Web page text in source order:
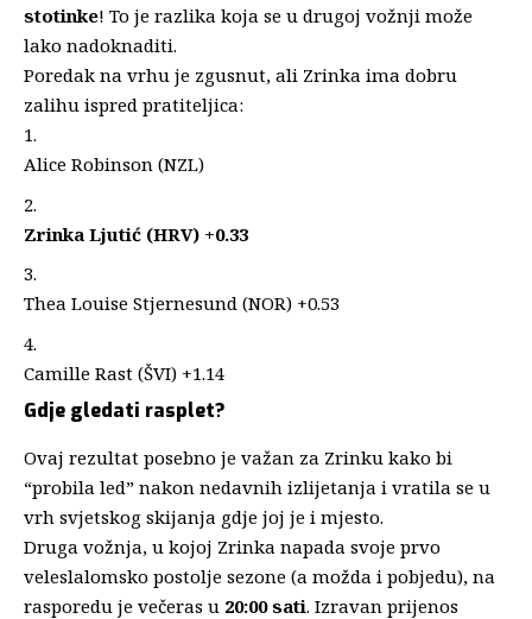
stotinke! To je razlika koja se u drugoj vožnji može
lako nadoknaditi.
Poredak na vrhu je zgusnut, ali Zrinka ima dobru
zalihu ispred pratiteljica:
Alice Robinson (NZL)
Zrinka Ljutić (HRV) +0.33
Thea Louise Stjernesund (NOR) +0.53
Camille Rast (ŠVI) +1.14
Gdje gledati rasplet?
Ovaj rezultat posebno je važan za Zrinku kako bi
“probila led” nakon nedavnih izlijetanja i vratila se u
vrh svjetskog skijanja gdje joj je i mjesto.
Druga vožnja, u kojoj Zrinka napada svoje prvo
veleslalomsko postolje sezone (a možda i pobjedu), na
rasporedu je večeras u 20:00 sati. Izravan prijenos